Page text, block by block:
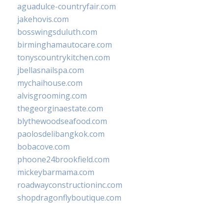
aguadulce-countryfair.com
jakehovis.com
bosswingsduluth.com
birminghamautocare.com
tonyscountrykitchen.com
jbellasnailspa.com
mychaihouse.com
alvisgrooming.com
thegeorginaestate.com
blythewoodseafood.com
paolosdelibangkok.com
bobacove.com
phoone24brookfield.com
mickeybarmama.com
roadwayconstructioninc.com
shopdragonflyboutique.com